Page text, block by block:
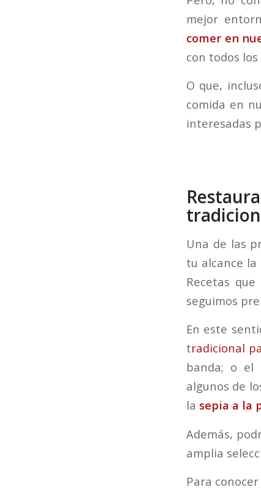
mejor
comer en
con todos
O que,
comida en
interesadas
Una de las
tu alcance
Recetas
seguimos
En este
tradicional
banda; o el
algunos de
la sepia a la
Además,
amplia
Para